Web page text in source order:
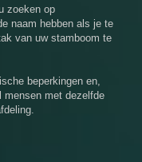
zoeken op
naam hebben als je te
van uw stamboom te
beperkingen en,
mensen met dezelfde